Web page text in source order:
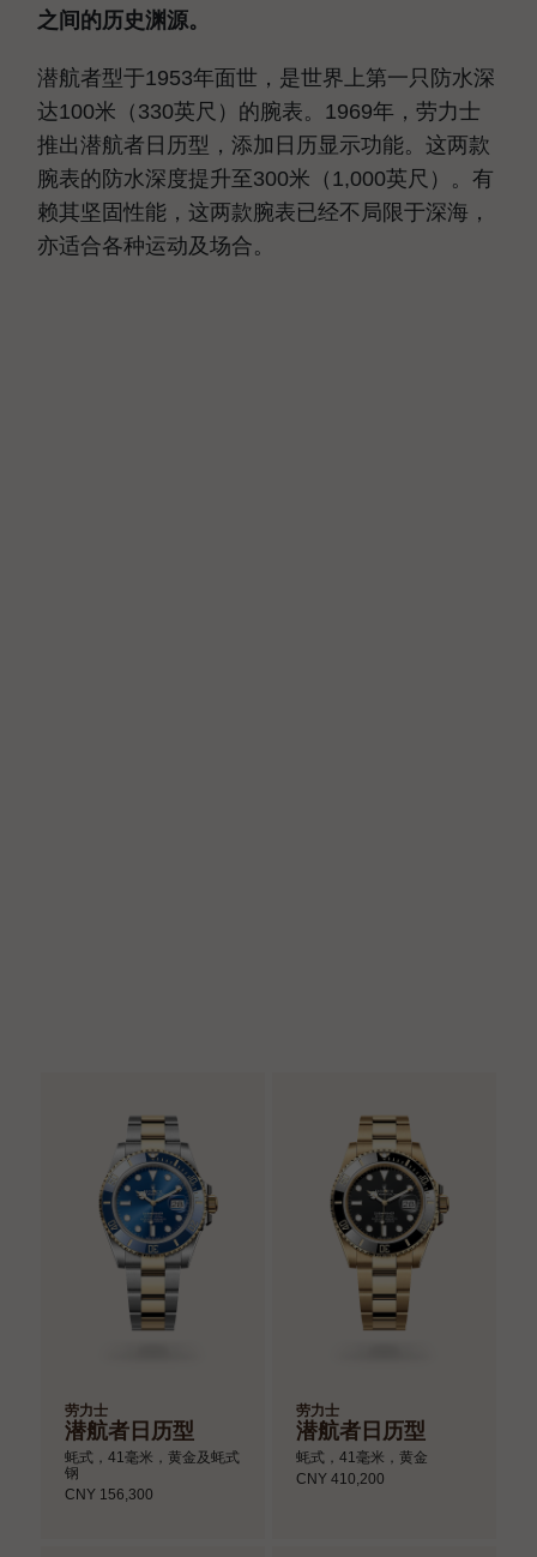
之间的历史渊源。
潜航者型于1953年面世，是世界上第一只防水深
达100米（330英尺）的腕表。1969年，劳力士
推出潜航者日历型，添加日历显示功能。这两款
腕表的防水深度提升至300米（1,000英尺）。有
赖其坚固性能，这两款腕表已经不局限于深海，
亦适合各种运动及场合。
劳力士
潜航者日历型
蚝式，41毫米，黄金及蚝式
钢
CNY 156,300
劳力士
潜航者日历型
蚝式，41毫米，黄金
CNY 410,200